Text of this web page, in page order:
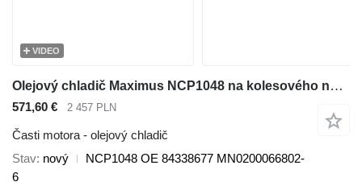
VIDEO
Olejový chladič Maximus NCP1048 na kolesového nakladača Case 821G, 821F, 821G2, 821F
571,60 € 2 457 PLN
Časti motora - olejový chladič
Stav nový
NCP1048 OE 84338677 MN0200066802-
6